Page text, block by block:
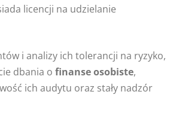
licencji na udzielanie
i analizy ich tolerancji na ryzyko,
dbania o finanse osobiste,
ich audytu oraz stały nadzór